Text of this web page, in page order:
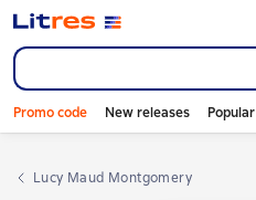
Promo code New releases Popular
Lucy Maud Montgomery